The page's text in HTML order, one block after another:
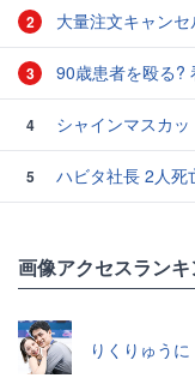
2 大量注文キャン
3 90歳患者を殴る?
4 シャインマスカ
5
ハビタ社長 2人死
画像アクセスラン
りくりゅうに